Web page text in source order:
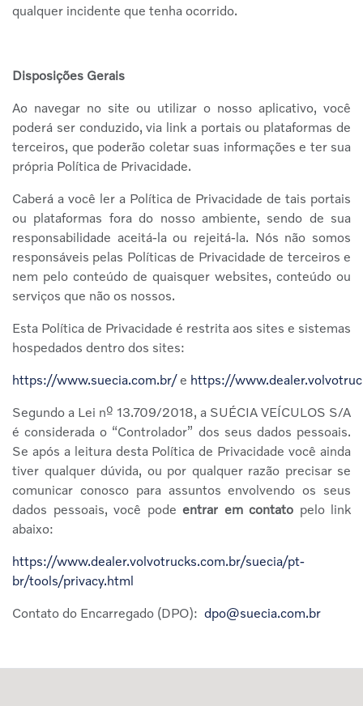
qualquer incidente que tenha ocorrido.
Disposições Gerais
Ao navegar no site ou utilizar o nosso aplicativo, você
poderá ser conduzido, via link a portais ou plataformas de
terceiros, que poderão coletar suas informações e ter sua
própria Política de Privacidade.
Caberá a você ler a Política de Privacidade de tais portais
ou plataformas fora do nosso ambiente, sendo de sua
responsabilidade aceitá-la ou rejeitá-la. Nós não somos
responsáveis pelas Políticas de Privacidade de terceiros e
nem pelo conteúdo de quaisquer websites, conteúdo ou
serviços que não os nossos.
Esta Política de Privacidade é restrita aos sites e sistemas
hospedados dentro dos sites:
https://www.suecia.com.br/e https://
Segundo a Lei nº 13.709/2018, a SUÉCIA VEÍCULOS S/A
é considerada o “Controlador” dos seus dados pessoais.
Se após a leitura desta Política de Privacidade você ainda
tiver qualquer dúvida, ou por qualquer razão precisar se
comunicar conosco para assuntos envolvendo os seus
dados pessoais, você pode entrar em contato pelo link
abaixo:
https://www.dealer.volvotrucks.com.br/suecia/pt-
br/tools/privacy.html
Contato do Encarregado (DPO): dpo@suecia.com.br